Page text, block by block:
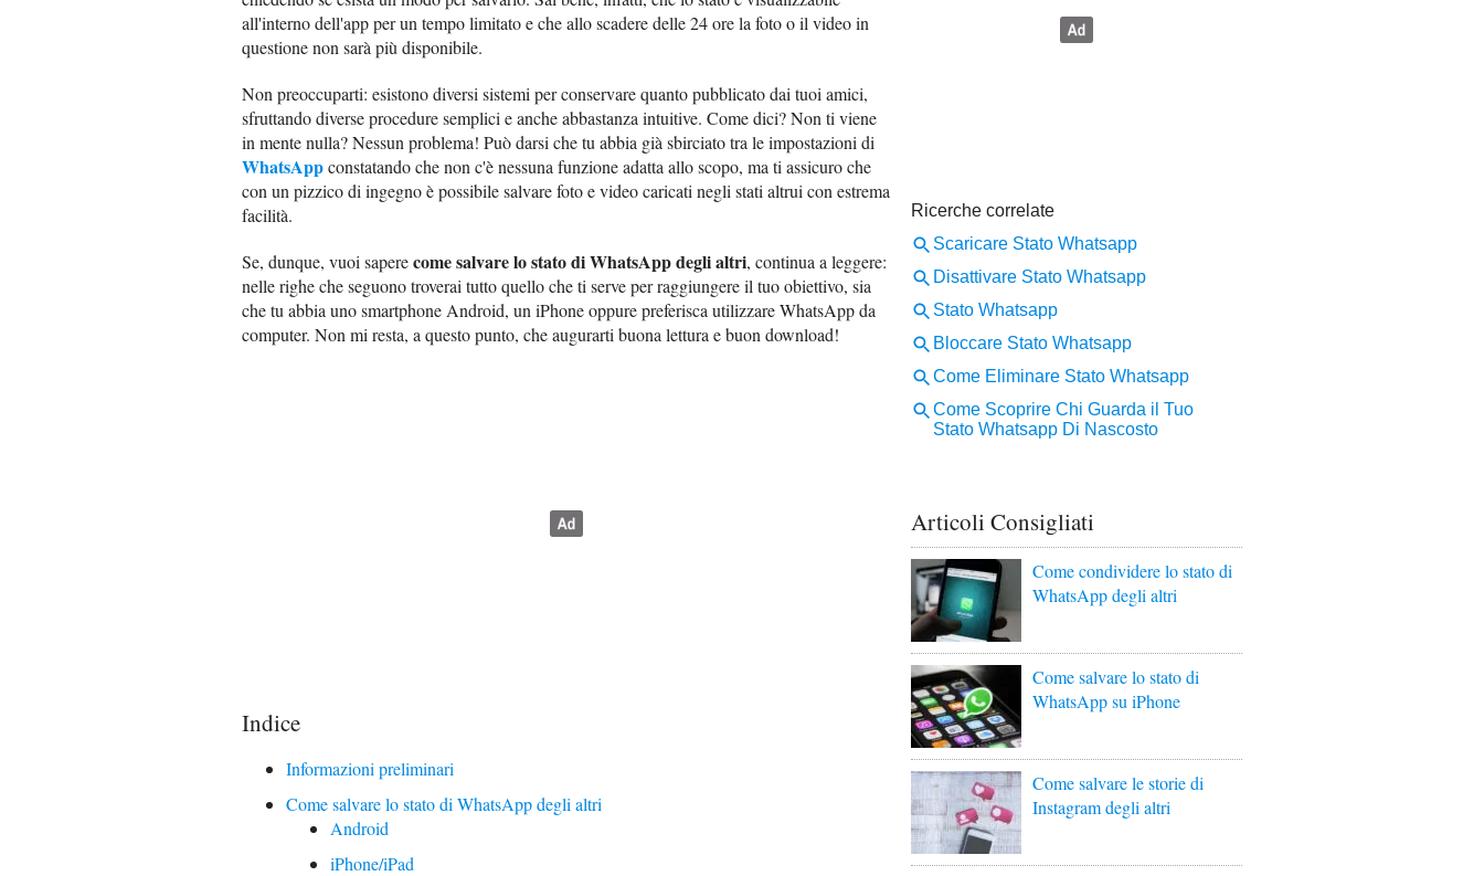
all'interno dell'app per un tempo limitato e che allo scadere delle 24 ore la foto o il video in
questione non sarà più disponibile.
Non preoccuparti: esistono diversi sistemi per conservare quanto pubblicato dai tuoi amici,
sfruttando diverse procedure semplici e anche abbastanza intuitive. Come dici? Non ti viene
in mente nulla? Nessun problema! Può darsi che tu abbia già sbirciato tra le impostazioni di
WhatsAppconstatando che non c'è nessuna funzione adatta allo scopo, ma ti assicuro che
con un pizzico di ingegno è possibile salvare foto e video caricati negli stati altrui con estrema
facilità.
Se, dunque, vuoi saperecome salvare lo stato di WhatsApp degli altri, continua a leggere:
nelle righe che seguono troverai tutto quello che ti serve per raggiungere il tuo obiettivo, sia
che tu abbia uno smartphone Android, un iPhone oppure preferisca utilizzare WhatsApp da
computer. Non mi resta, a questo punto, che augurarti buona lettura e buon download!
Indice
Informazioni preliminari
Come salvare lo stato di WhatsApp degli altri
Android
iPhone/iPad
Articoli Consigliati
Come condividere lo stato di
WhatsApp degli altri
Come salvare lo stato di
WhatsApp su iPhone
Come salvare le storie di
Instagram degli altri